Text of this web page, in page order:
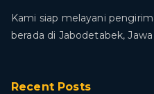
Kami siap melayani
berada di Jabodetabek,
Recent Posts